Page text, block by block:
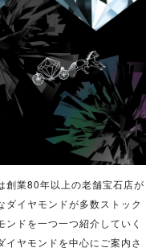
創業80年以上の老舗宝石店が
イヤモンドが多数ストック
ドを一つ一つ紹介していく
ヤモンドを中心にご案内さ